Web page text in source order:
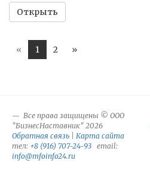
Открыть
« 1 2 »
Все права защищены © ООО
"БизнесНаставник" 2026
Обратная связь
Карта сайта
тел: +8 (916) 707-24-93 email:
info@mfoinfo24.ru